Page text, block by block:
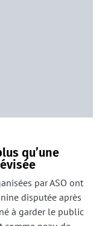
qu’une
par ASO ont
disputée après
à garder le public